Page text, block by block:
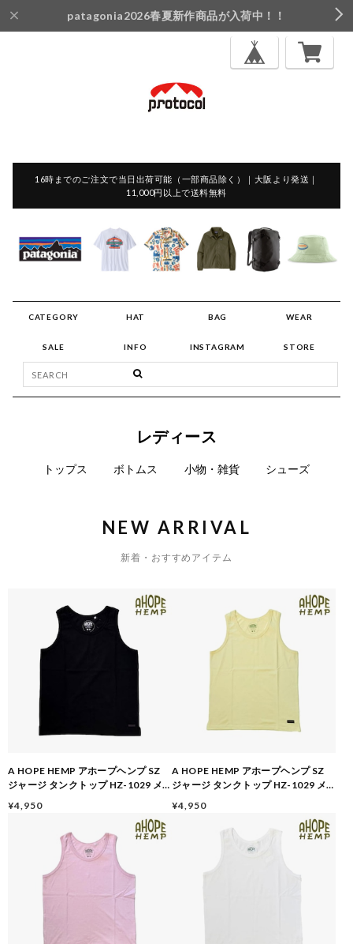
patagonia2026春夏新作商品が入荷中！！
16時までのご注文で当日出荷可能（一部商品除く）｜大阪より発送｜
11,000円以上で送料無料
CATEGORY HAT BAG WEAR
SALE INFO INSTAGRAM STORE
レディース
トップス ボトムス 小物・雑貨 シューズ
NEW ARRIVAL
新着・おすすめアイテム
A HOPE HEMP アホープヘンプ SZ
ジャージ タンクトップ HZ-1029 メ
コットン ノースリーブ 無地 インナー
春夏 アウトドア CHACOAL-BLACK
¥4,950
A HOPE HEMP アホープヘンプ SZ
ジャージ タンクトップ HZ-1029 メ
コットン ノースリーブ 無地 インナー
春夏 アウトドア AVOCADO
¥4,950